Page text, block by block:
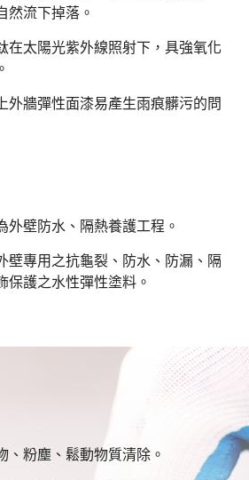
然流下掉落。
在太陽光紫外線照射下，具強氧化
外牆彈性面漆易產生雨痕髒污的問
外壁防水、隔熱養護工程。
壁專用之抗龜裂、防水、防漏、隔
保護之水性彈性塗料。
、粉塵、鬆動物質清除。